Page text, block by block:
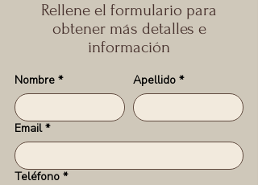
Rellene el formulario para
obtener más detalles e
información
Nombre * Apellido *
Email *
Teléfono *